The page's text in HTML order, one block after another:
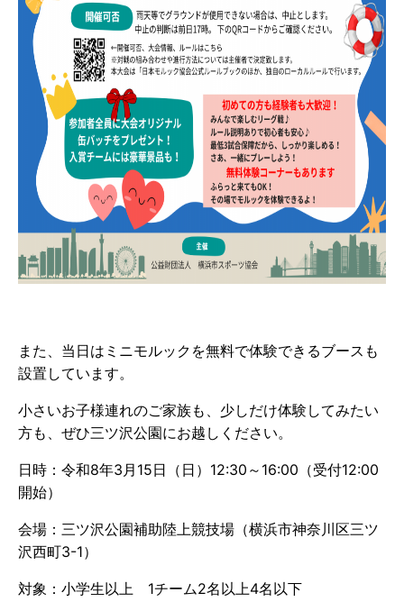
また、当日はミニモルックを無料で体験できるブースも
設置しています。
小さいお子様連れのご家族も、少しだけ体験してみたい
方も、ぜひ三ツ沢公園にお越しください。
日時：令和8年3月15日（日）12:30～16:00（受付12:00
開始）
会場：三ツ沢公園補助陸上競技場（横浜市神奈川区三ツ
沢西町3-1）
対象：小学生以上 1チーム2名以上4名以下